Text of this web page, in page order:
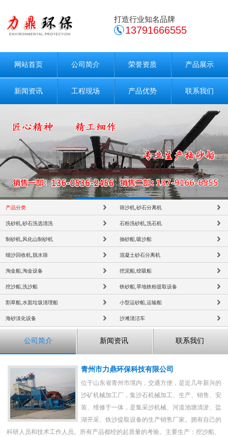
打造行业知名品牌
13791666555
网站首页 公司简介 荣誉资质 产品展示
新闻资讯 工程现场 产品优势 联系我们
产品分类 筛沙机,砂石分离机
洗砂机,砂石洗选清洗 石粉洗砂机,洗石机
制砂机,风化山制砂机 抽砂船,吸沙船
细沙回收机,脱水筛 混凝土砂石分离机
淘金船,淘金设备 挖泥船,绞吸船
挖沙船,洗沙船 铁砂船,旱地铁粉提取设备
割草船,水面垃圾清理船 小型运砂船,运输船
海砂淡化设备 沙滩清洁车
公司简介 新闻资讯 联系我们
青州市力鼎环保科技有限公司
位于山东省青州市境内，交通方便，是近几年新兴的
沙矿机械加工厂，集沙石机械加工、生产、销售、安
装、维修于一体，是集采沙机械、河道池塘清淤、盐
湖开采、铁沙提取设备的生产销售厂家。拥有自己的
科研人员和技术工作人员。所有产品都经的起质量的考验。主要生产：挖沙船、